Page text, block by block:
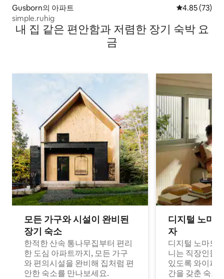
Gusborn의 아파트 평점 4.85점(5
4.85 (73)
simple.ruhig
내 집 같은 편안함과 저렴한 장기 숙박 요
금
모든 가구와 시설이 완비된
장기 숙소
한적한 산속 통나무집부터 편리
한 도심 아파트까지, 모든 가구
와 편의시설을 완비해 집처럼 편
안한 숙소를 만나보세요.
디지털 노마
자
디지털 노마드
니는 직장인들
있도록 와이파
간을 갖춘 숙소